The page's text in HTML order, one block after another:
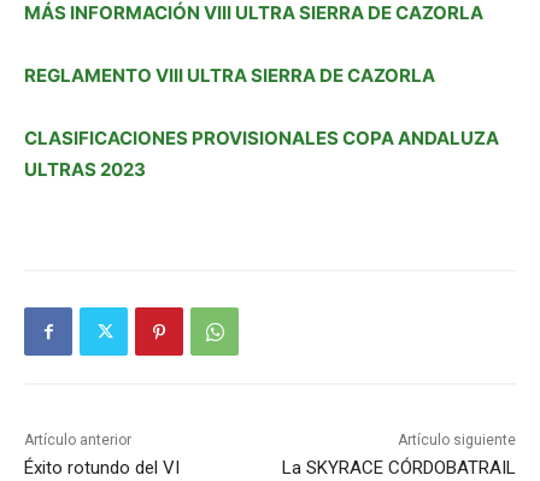
MÁS INFORMACIÓN VIII ULTRA SIERRA DE CAZORLA
REGLAMENTO VIII ULTRA SIERRA DE CAZORLA
CLASIFICACIONES PROVISIONALES COPA ANDALUZA
ULTRAS 2023
Artículo anterior
Éxito rotundo del VI
Artículo siguiente
La SKYRACE CÓRDOBATRAIL